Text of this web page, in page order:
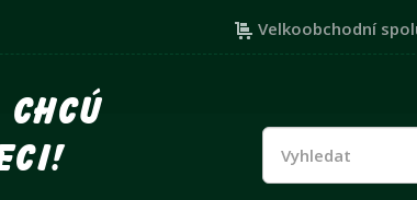
Velkoobchodní